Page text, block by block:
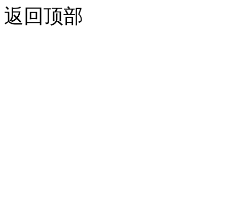
返回顶部